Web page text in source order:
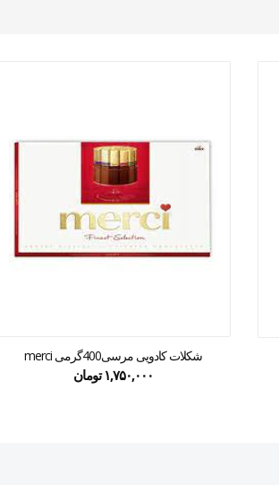
شکلات کادویی مرسی400گرمی merci
۱,۷۵۰,۰۰۰ تومان